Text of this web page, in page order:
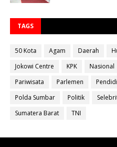
TAGS
50 Kota Agam Daerah
Jokowi Centre
KPK Nasional
Pariwisata
Parlemen
Polda Sumbar
Politik
Sumatera Barat
TNI